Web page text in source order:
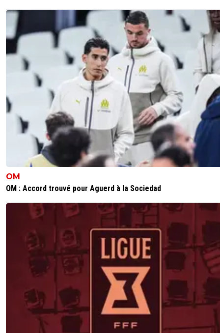
OM
OM : Accord trouvé pour Aguerd à la Sociedad